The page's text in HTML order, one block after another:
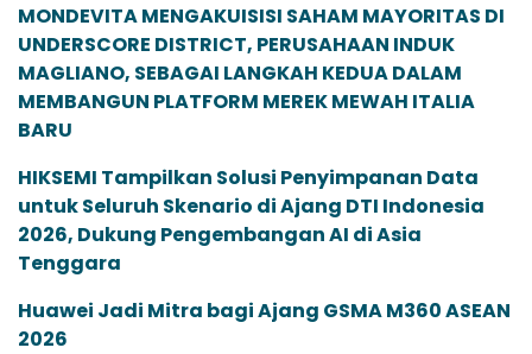
MONDEVITA MENGAKUISISI SAHAM MAYORITAS DI
UNDERSCORE DISTRICT, PERUSAHAAN INDUK
MAGLIANO, SEBAGAI LANGKAH KEDUA DALAM
MEMBANGUN PLATFORM MEREK MEWAH ITALIA
BARU
HIKSEMI Tampilkan Solusi Penyimpanan Data
untuk Seluruh Skenario di Ajang DTI Indonesia
2026, Dukung Pengembangan AI di Asia
Tenggara
Huawei Jadi Mitra bagi Ajang GSMA M360 ASEAN
2026